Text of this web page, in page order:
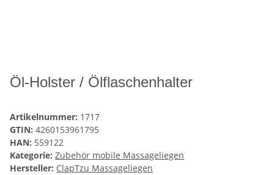
Öl-Holster / Ölflaschenhalter
Artikelnummer: 1717
GTIN: 4260153961795
HAN: 559122
Kategorie: Zubehör mobile Massageliegen
Hersteller: ClapTzu Massageliegen